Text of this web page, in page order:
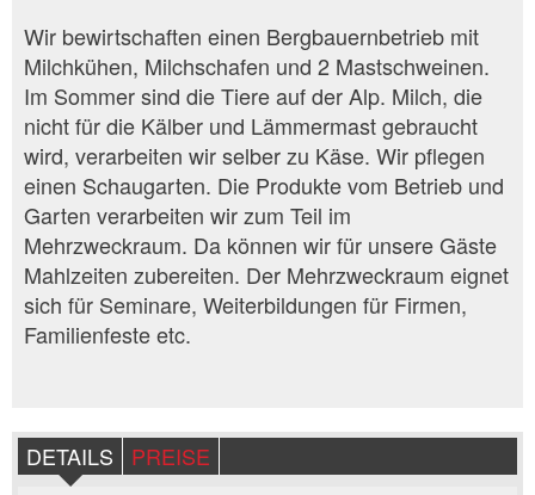
Wir bewirtschaften einen Bergbauernbetrieb mit
Milchkühen, Milchschafen und 2 Mastschweinen.
Im Sommer sind die Tiere auf der Alp. Milch, die
nicht für die Kälber und Lämmermast gebraucht
wird, verarbeiten wir selber zu Käse. Wir pflegen
einen Schaugarten. Die Produkte vom Betrieb und
Garten verarbeiten wir zum Teil im
Mehrzweckraum. Da können wir für unsere Gäste
Mahlzeiten zubereiten. Der Mehrzweckraum eignet
sich für Seminare, Weiterbildungen für Firmen,
Familienfeste etc.
DETAILS
PREISE